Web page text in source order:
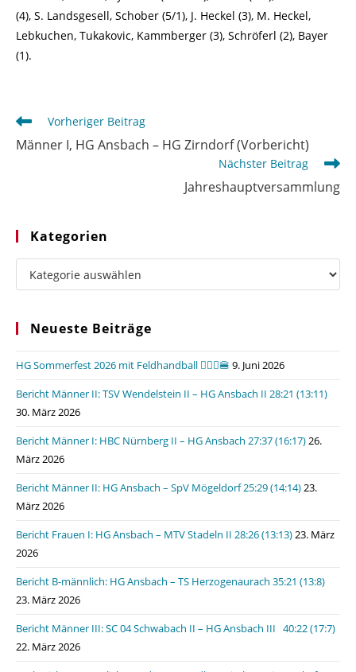
(4), S. Landsgesell, Schober (5/1), J. Heckel (3), M. Heckel,
Lebkuchen, Tukakovic, Kammberger (3), Schröferl (2), Bayer
(1).
Weitere
Artikel
ansehen
Vorheriger Beitrag
Männer I, HG Ansbach – HG Zirndorf (Vorbericht)
Nächster Beitrag
Jahreshauptversammlung
Kategorien
Kategorien
Neueste Beiträge
HG Sommerfest 2026 mit Feldhandball 🤾🏼‍♂️🍔 9. Juni 2026
Bericht Männer II: TSV Wendelstein II – HG Ansbach II 28:21 (13:11)
30. März 2026
Bericht Männer I: HBC Nürnberg II – HG Ansbach 27:37 (16:17)26.
März 2026
Bericht Männer II: HG Ansbach – SpV Mögeldorf 25:29 (14:14)23.
März 2026
Bericht Frauen I: HG Ansbach – MTV Stadeln II 28:26 (13:13)23. März
2026
Bericht B-männlich: HG Ansbach – TS Herzogenaurach 35:21 (13:8)
23. März 2026
Bericht Männer III: SC 04 Schwabach II – HG Ansbach III 40:22 (17:7)
22. März 2026